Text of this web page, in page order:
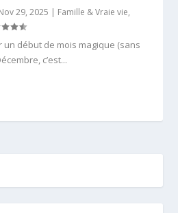
29, 2025 | Famille & Vraie vie,
un début de mois magique (sans
c’est...